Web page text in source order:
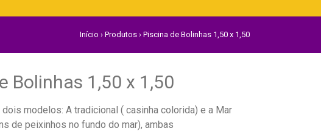
Início › Produtos › Piscina de Bolinhas 1,50 x 1,50
Bolinhas 1,50 x 1,50
dois modelos: A tradicional ( casinha colorida) e a Mar
de peixinhos no fundo do mar), ambas